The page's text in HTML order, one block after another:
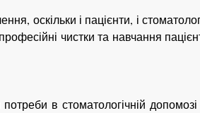
оскільки і пацієнти, і
чистки та навчання
в стоматологічній